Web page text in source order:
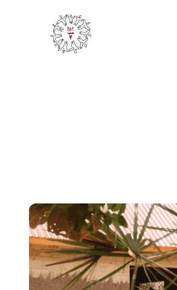
Pa1 - Together for Africa